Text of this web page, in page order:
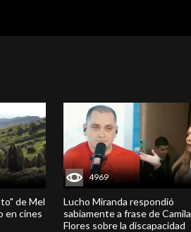
de Mel
en cines
4969
Lucho Miranda respondió
sabiamente a frase de Camila
Flores sobre la discapacidad